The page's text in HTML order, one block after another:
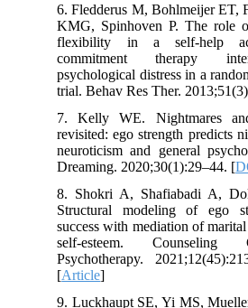
6. Fledderus M, Bohlmeijer ET,
KMG, Spinhoven P. The role
flexibility in a self-help
commitment therapy
psychological distress in a
trial. Behav Res Ther.
7. Kelly WE. Nightmares
revisited: ego strength predicts
neuroticism and general
Dreaming. 2020;30(1):29–44. [
8. Shokri A, Shafiabadi A,
Structural modeling of ego
success with mediation of
self-esteem.
Psychotherapy.
[Article
9. Luckhaupt SE, Yi MS,